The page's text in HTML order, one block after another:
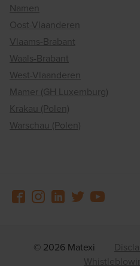
Namen
Oost-Vlaanderen
Vlaams-Brabant
Waals-Brabant
West-Vlaanderen
Mamer (GH Luxemburg)
Krakau (Polen)
Warschau (Polen)
© 2026 Matexi